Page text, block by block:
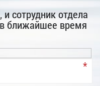
сотрудник отдела
ближайшее время